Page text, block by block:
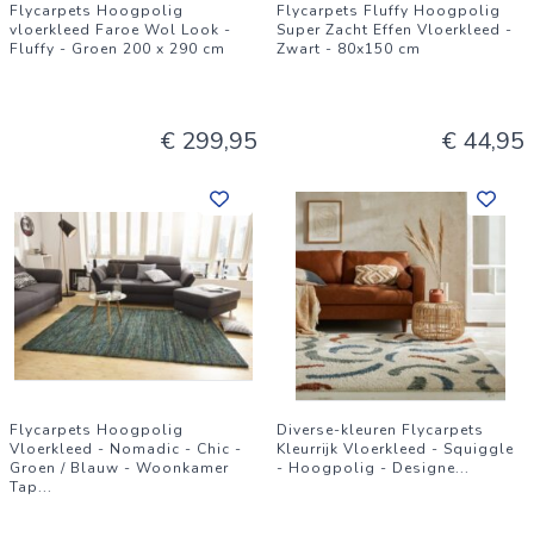
Flycarpets Hoogpolig
vloerkleed Faroe Wol Look -
Fluffy - Groen 200 x 290 cm
€ 299,95
Flycarpets Fluffy Hoogpolig
Super Zacht Effen Vloerkleed -
Zwart - 80x150 cm
€ 44,95
Flycarpets Hoogpolig
Vloerkleed - Nomadic - Chic -
Groen / Blauw - Woonkamer
Tap...
Diverse-kleuren Flycarpets
Kleurrijk Vloerkleed - Squiggle
- Hoogpolig - Designe...